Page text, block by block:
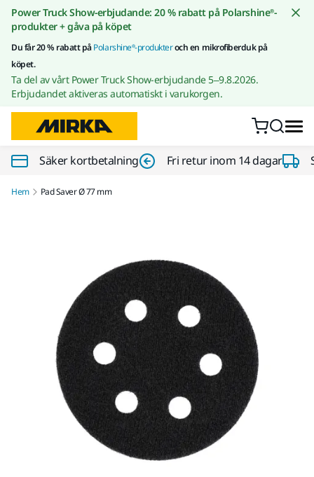
Gå till innehållet
Power Truck Show-erbjudande: 20 % rabatt på Polarshine®-
produkter + gåva på köpet
Du får 20 % rabatt påPolarshine®-produkteroch en mikrofiberduk på
köpet.
Ta del av vårt Power Truck Show-erbjudande 5–9.8.2026.
Erbjudandet aktiveras automatiskt i varukorgen.
Säker kortbetalning Fri retur inom 14 dagar
Hem Pad Saver Ø 77 mm